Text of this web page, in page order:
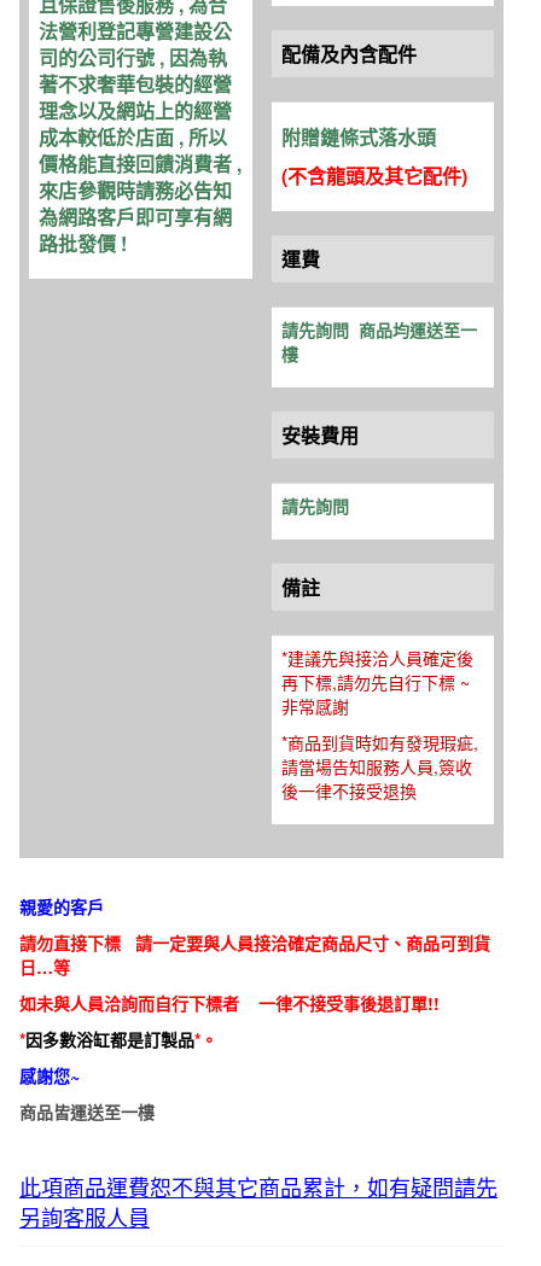
法營利登記專營建設公
司的公司行號 , 因為執
著不求奢華包裝的經營
理念以及網站上的經營
成本較低於店面 , 所以
價格能直接回饋消費者 ,
來店參觀時請務必告知
為網路客戶即可享有網
路批發價 !
配備及內含配件
附贈鏈條式落水頭
(不含龍頭及其它配件)
運費
請先詢問 商品均運送至一
樓
安裝費用
請先詢問
備註
*建議先與接洽人員確定後
再下標,請勿先自行下標 ~
非常感謝
*商品到貨時如有發現瑕疵,
請當場告知服務人員,簽收
後一律不接受退換
親愛的客戶
請勿直接下標 請一定要與人員接洽確定商品尺寸、商品可到貨
日…等
如未與人員洽詢而自行下標者 一律不接受事後退訂單!!
*因多數浴缸都是訂製品*。
感謝您~
商品皆運送至一樓
此項商品運費恕不與其它商品累計，如有疑問請先
另詢客服人員